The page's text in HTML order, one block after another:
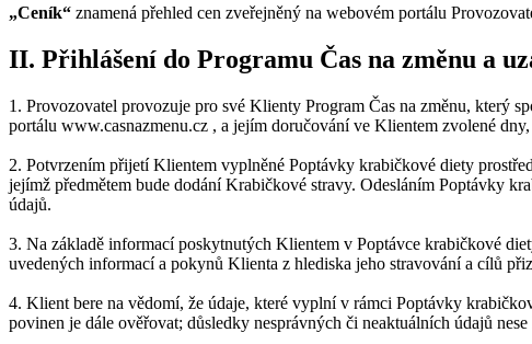
„Ceník“ znamená přehled cen zveřejněný na webovém portálu
II. Přihlášení do Programu Čas na změnu a
1. Provozovatel provozuje pro své Klienty Program Čas na změnu, který
portálu www.casnazmenu.cz , a jejím doručování ve Klientem zvolené
2. Potvrzením přijetí Klientem vyplněné Poptávky krabičkové diety
jejímž předmětem bude dodání Krabičkové stravy. Odesláním Poptávky
údajů.
3. Na základě informací poskytnutých Klientem v Poptávce krabičkové
uvedených informací a pokynů Klienta z hlediska jeho stravování a cílů
4. Klient bere na vědomí, že údaje, které vyplní v rámci Poptávky
povinen je dále ověřovat; důsledky nesprávných či neaktuálních údajů